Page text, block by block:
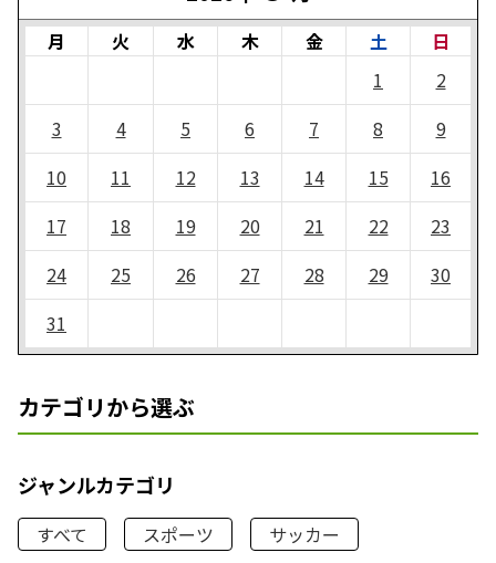
月 火 水 木 金 土
日
1
2
3
4 5 6 7 8
9
10
11 12 13 14 15
16
17
18 19 20 21 22
23
24
25 26 27 28 29
30
31
カテゴリから選ぶ
ジャンルカテゴリ
すべて スポーツ
サッカー